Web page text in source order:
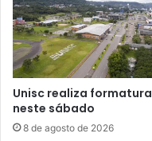
Unisc realiza formatura
neste sábado
8 de agosto de 2026